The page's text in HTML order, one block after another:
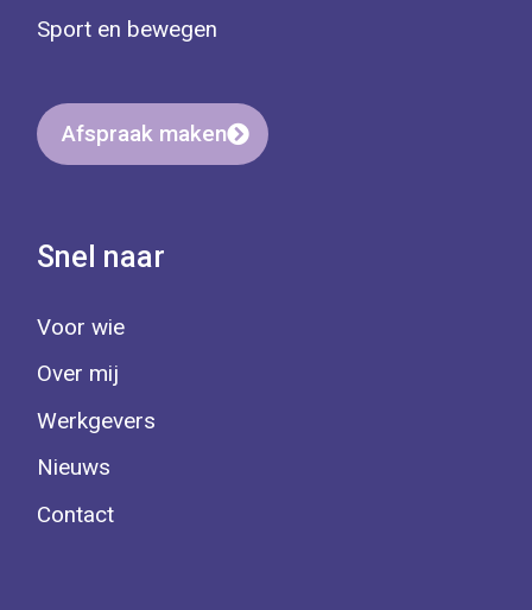
Sport en bewegen
Afspraak maken
Snel naar
Voor wie
Over mij
Werkgevers
Nieuws
Contact